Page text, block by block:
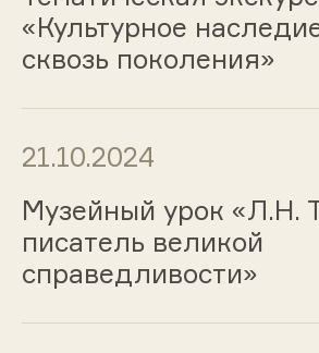
«Культурное
сквозь поколения»
21.10.2024
Музейный урок «Л.Н.
писатель великой
справедливости»